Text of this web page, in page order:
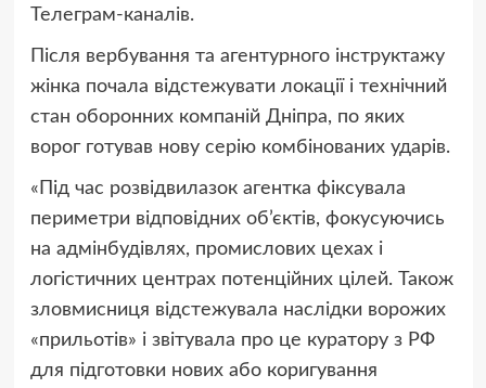
Телеграм-каналів.
Після вербування та агентурного інструктажу
жінка почала відстежувати локації і технічний
стан оборонних компаній Дніпра, по яких
ворог готував нову серію комбінованих ударів.
«Під час розвідвилазок агентка фіксувала
периметри відповідних об’єктів, фокусуючись
на адмінбудівлях, промислових цехах і
логістичних центрах потенційних цілей. Також
зловмисниця відстежувала наслідки ворожих
«прильотів» і звітувала про це куратору з РФ
для підготовки нових або коригування